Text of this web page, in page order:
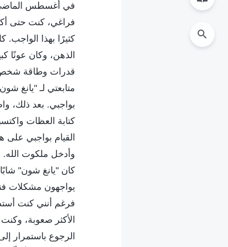
في أغسطس الماضي،
فراغي، كنت حتى
كثيرًا بهذا الواجب.
الذهن، وكان عونًا
قدرات وطاقة شخص
متابعتي لـ "يانغ
بواجبي. بعد ذلك،
كتابة العظات
القيام بواجبي
وأدخل ملكوت
كان "يانغ شون"
يواجهون مشكلات
فرغم أنني كنت
الأكثر صعوبة،
الرجوع باستمرار